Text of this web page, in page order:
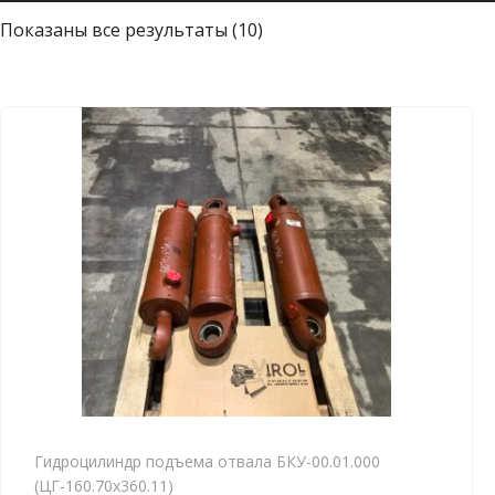
Показаны все результаты (10)
т
и
р
о
в
к
а
:
а
е
Гидроцилиндр подъема отвала БКУ-00.01.000
(ЦГ-160.70х360.11)